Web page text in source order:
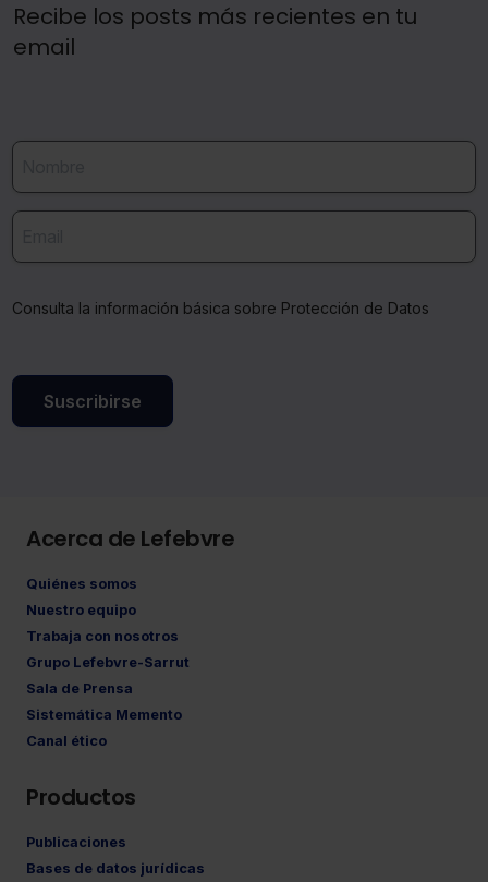
Recibe los posts más recientes en tu
email
Consulta la información básica sobre Protección de Datos
Suscribirse
Acerca de Lefebvre
Quiénes somos
Nuestro equipo
Trabaja con nosotros
Grupo Lefebvre-Sarrut
Sala de Prensa
Sistemática Memento
Canal ético
Productos
Publicaciones
Bases de datos jurídicas